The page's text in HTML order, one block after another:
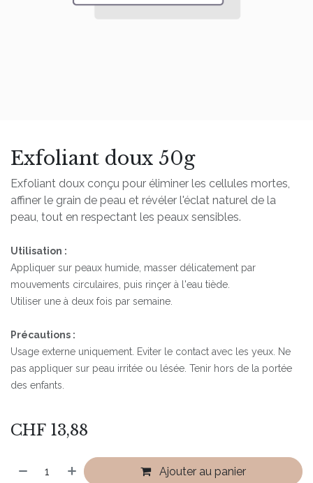
Exfoliant doux 50g
Exfoliant doux conçu pour éliminer les cellules mortes,
affiner le grain de peau et révéler l'éclat naturel de la
peau, tout en respectant les peaux sensibles.
Utilisation :
Appliquer sur peaux humide, masser délicatement par
mouvements circulaires, puis rinçer à l'eau tiède.
Utiliser une à deux fois par semaine.
Précautions :
Usage externe uniquement. Eviter le contact avec les yeux. Ne
pas appliquer sur peau irritée ou lésée. Tenir hors de la portée
des enfants.
CHF 13,88
Ajouter au panier